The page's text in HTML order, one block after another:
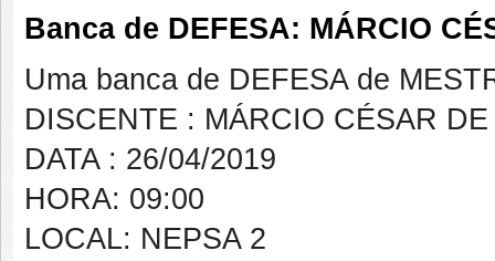
Banca de DEFESA: MÁRCIO
Uma banca de DEFESA de
DISCENTE : MÁRCIO CÉSAR
DATA : 26/04/2019
HORA: 09:00
LOCAL: NEPSA 2